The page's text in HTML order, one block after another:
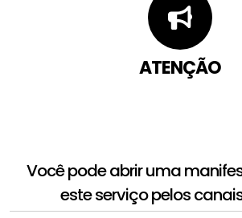
ATENÇÃO
Você pode abrir uma
este serviço pelos